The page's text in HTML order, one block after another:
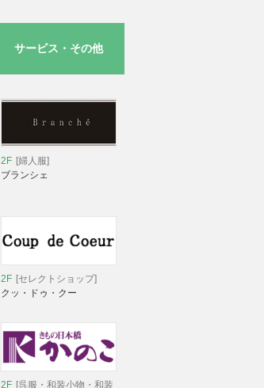
サービス・その他
2F [婦人服]
ブランシェ
2F [セレクトショップ]
クッ・ドゥ・クー
2F [呉服・和装小物・和装